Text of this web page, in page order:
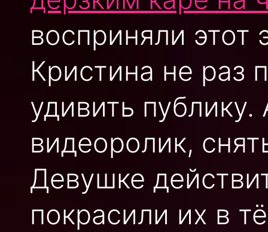
восприняли этот
Кристина не раз
удивить
видеоролик,
Девушке
покрасили их в